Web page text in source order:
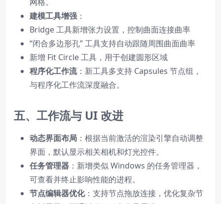
建模工具增强 ：
Bridge 工具新增张力设置，控制曲面连接曲率
“闭合多边形孔” 工具支持自动跟随周围曲面曲率
新增 Fit Circle 工具，用于创建圆形区域
程序化工作流：新工具多支持 Capsules 节点组，
与程序化工作流深度融合。
五、工作流与 UI 改进
动态界面布局 ：根据当前激活的渲染引擎自动调整
界面，默认显示相关相机和灯光控件。
任务管理器 ：新增类似 Windows 的任务管理器，
可查看并终止影响性能的进程。
节点编辑器优化：支持节点拖放连接，优化复杂节